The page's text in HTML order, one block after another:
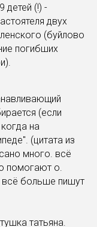
детей (!) -
двух
(буйлово
погибших
(если
на
(цитата из
много. всё
помогают о.
всё больше пишут
татьяна.